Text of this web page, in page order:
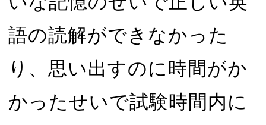
語の読解ができなかった
り、思い出すのに時間がか
かったせいで試験時間内に